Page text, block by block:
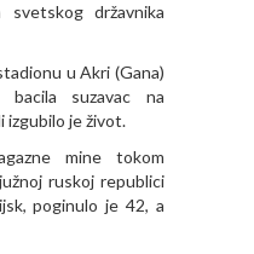
državnika
u Akri (Gana)
suzavac na
izgubilo je život.
mine tokom
ruskoj republici
poginulo je 42, a